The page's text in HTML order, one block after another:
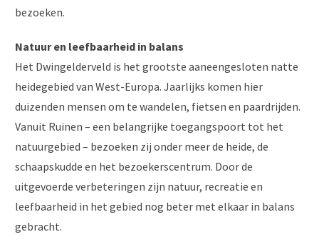
bezoeken.
Natuur en leefbaarheid in balans
Het Dwingelderveld is het grootste aaneengesloten natte
heidegebied van West-Europa. Jaarlijks komen hier
duizenden mensen om te wandelen, fietsen en paardrijden.
Vanuit Ruinen – een belangrijke toegangspoort tot het
natuurgebied – bezoeken zij onder meer de heide, de
schaapskudde en het bezoekerscentrum. Door de
uitgevoerde verbeteringen zijn natuur, recreatie en
leefbaarheid in het gebied nog beter met elkaar in balans
gebracht.